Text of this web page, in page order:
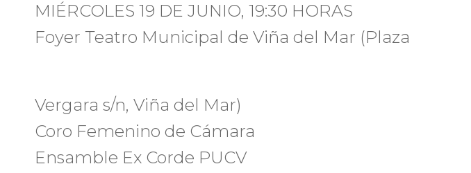
MIÉRCOLES 19 DE JUNIO, 19:30 HORAS
Foyer Teatro Municipal de Viña del Mar (Plaza
Vergara s/n, Viña del Mar)
Coro Femenino de Cámara
Ensamble Ex Corde PUCV